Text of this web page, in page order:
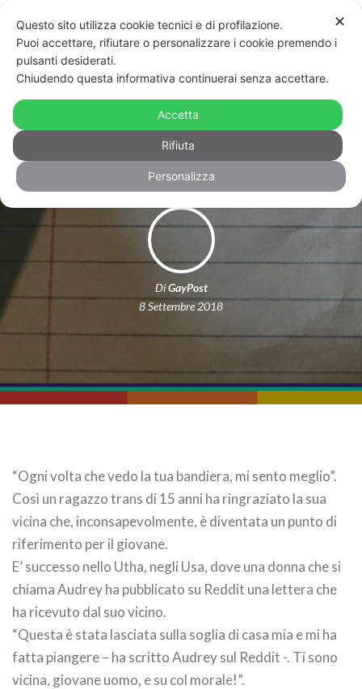
“La tua bandiera mi fa stare meglio”:
lettera di un giovane trans alla vicina
DiGayPost
8 Settembre 2018
“Ogni volta che vedo la tua bandiera, mi sento meglio”.
Così un ragazzo trans di 15 anni ha ringraziato la sua
vicina che, inconsapevolmente, è diventata un punto di
riferimento per il giovane.
E’ successo nello Utha, negli Usa, dove una donna che si
chiama Audrey ha pubblicato su Reddit una lettera che
ha ricevuto dal suo vicino.
“Questa è stata lasciata sulla soglia di casa mia e mi ha
fatta piangere – ha scritto Audrey sul Reddit -. Ti sono
vicina, giovane uomo, e su col morale!”.
✕
Questo sito utilizza cookie tecnici e di profilazione.
Puoi accettare, rifiutare o personalizzare i cookie premendo i
pulsanti desiderati.
Chiudendo questa informativa continuerai senza accettare.
Accetta
Rifiuta
Personalizza